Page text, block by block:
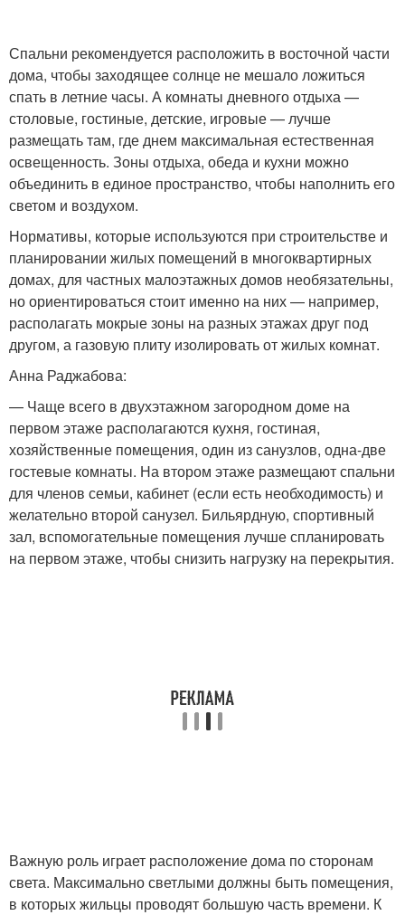
Спальни рекомендуется расположить в восточной части
дома, чтобы заходящее солнце не мешало ложиться
спать в летние часы. А комнаты дневного отдыха —
столовые, гостиные, детские, игровые — лучше
размещать там, где днем максимальная естественная
освещенность. Зоны отдыха, обеда и кухни можно
объединить в единое пространство, чтобы наполнить его
светом и воздухом.
Нормативы, которые используются при строительстве и
планировании жилых помещений в многоквартирных
домах, для частных малоэтажных домов необязательны,
но ориентироваться стоит именно на них — например,
располагать мокрые зоны на разных этажах друг под
другом, а газовую плиту изолировать от жилых комнат.
Анна Раджабова:
— Чаще всего в двухэтажном загородном доме на
первом этаже располагаются кухня, гостиная,
хозяйственные помещения, один из санузлов, одна-две
гостевые комнаты. На втором этаже размещают спальни
для членов семьи, кабинет (если есть необходимость) и
желательно второй санузел. Бильярдную, спортивный
зал, вспомогательные помещения лучше спланировать
на первом этаже, чтобы снизить нагрузку на перекрытия.
Важную роль играет расположение дома по сторонам
света. Максимально светлыми должны быть помещения,
в которых жильцы проводят большую часть времени. К